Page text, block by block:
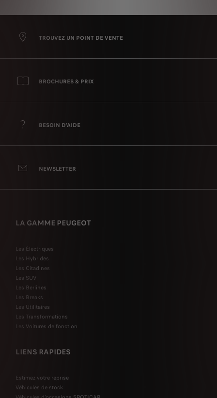
TROUVEZ UN POINT DE VENTE
BROCHURES & PRIX
BESOIN D'AIDE
NEWSLETTER
LA GAMME PEUGEOT
Les Électriques
Les Hybrides
Les Citadines
Les SUV
Les Berlines
Les Breaks
Les Utilitaires
Les Transformations
Les Voitures de fonction
LIENS RAPIDES
Estimez votre reprise
Véhicules de stock